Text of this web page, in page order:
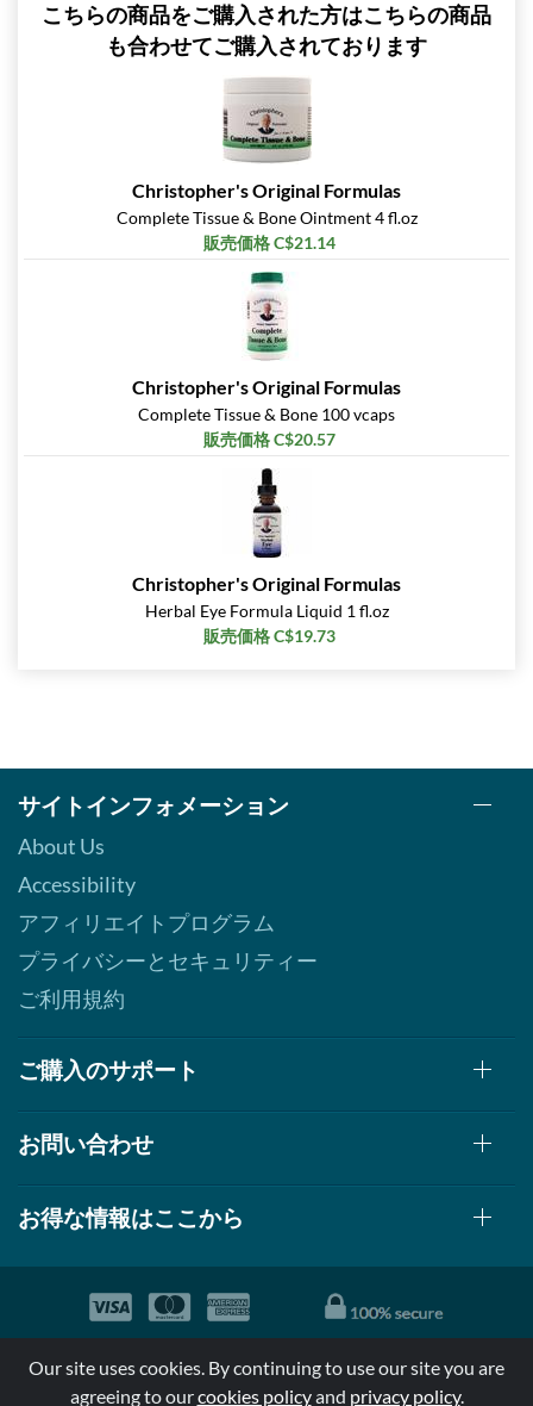
こちらの商品をご購入された方はこちらの商品
も合わせてご購入されております
Christopher's Original Formulas
Complete Tissue & Bone Ointment 4 fl.oz
販売価格 C$21.14
Christopher's Original Formulas
Complete Tissue & Bone 100 vcaps
販売価格 C$20.57
Christopher's Original Formulas
Herbal Eye Formula Liquid 1 fl.oz
販売価格 C$19.73
サイトインフォメーション
About Us
Accessibility
アフィリエイトプログラム
プライバシーとセキュリティー
ご利用規約
ご購入のサポート
お問い合わせ
お得な情報はここから
*特定商品についての効果効能は米国食品医療局により評価されて
おらず病気の診断、治療、治癒又は予防する事を承認されていま
Our site uses cookies. By continuing to use our site you are
agreeing to ourcookies policyand privacy policy.